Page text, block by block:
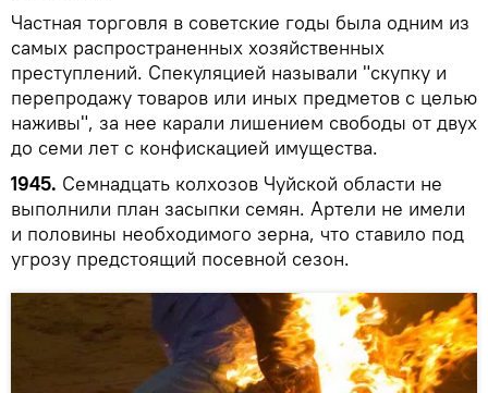
Частная торговля в советские годы была одним из
самых распространенных хозяйственных
преступлений. Спекуляцией называли "скупку и
перепродажу товаров или иных предметов с целью
наживы", за нее карали лишением свободы от двух
до семи лет с конфискацией имущества.
1945. Семнадцать колхозов Чуйской области не
выполнили план засыпки семян. Артели не имели
и половины необходимого зерна, что ставило под
угрозу предстоящий посевной сезон.